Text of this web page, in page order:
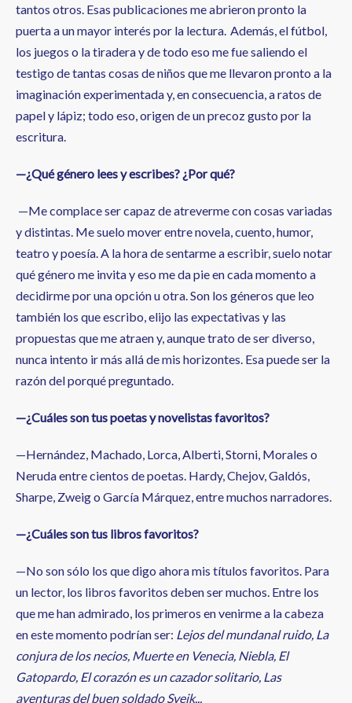
tantos otros. Esas publicaciones me abrieron pronto la
puerta a un mayor interés por la lectura. Además, el fútbol,
los juegos o la tiradera y de todo eso me fue saliendo el
testigo de tantas cosas de niños que me llevaron pronto a la
imaginación experimentada y, en consecuencia, a ratos de
papel y lápiz; todo eso, origen de un precoz gusto por la
escritura.
—¿Qué género lees y escribes? ¿Por qué?
—Me complace ser capaz de atreverme con cosas variadas
y distintas. Me suelo mover entre novela, cuento, humor,
teatro y poesía. A la hora de sentarme a escribir, suelo notar
qué género me invita y eso me da pie en cada momento a
decidirme por una opción u otra. Son los géneros que leo
también los que escribo, elijo las expectativas y las
propuestas que me atraen y, aunque trato de ser diverso,
nunca intento ir más allá de mis horizontes. Esa puede ser la
razón del porqué preguntado.
—¿Cuáles son tus poetas y novelistas favoritos?
—Hernández, Machado, Lorca, Alberti, Storni, Morales o
Neruda entre cientos de poetas. Hardy, Chejov, Galdós,
Sharpe, Zweig o García Márquez, entre muchos narradores.
—¿Cuáles son tus libros favoritos?
—No son sólo los que digo ahora mis títulos favoritos. Para
un lector, los libros favoritos deben ser muchos. Entre los
que me han admirado, los primeros en venirme a la cabeza
en este momento podrían ser: Lejos del mundanal ruido, La
conjura de los necios, Muerte en Venecia, Niebla, El
Gatopardo, El corazón es un cazador solitario, Las
aventuras del buen soldado Svejk...